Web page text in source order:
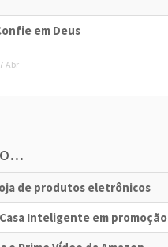
em Deus
Abr
de produtos eletrônicos
Inteligente em promoção